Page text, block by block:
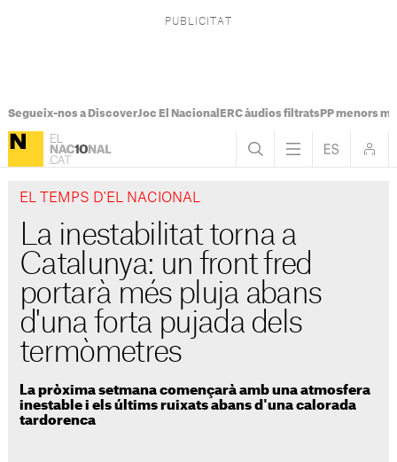
Segueix-nos a DiscoverJoc El Nacional ERC àudios filtratsPP menors
EL TEMPS D'EL NACIONAL
La inestabilitat torna a
Catalunya: un front fred
portarà més pluja abans
d'una forta pujada dels
termòmetres
La pròxima setmana començarà amb una atmosfera
inestable i els últims ruixats abans d'una calorada
tardorenca